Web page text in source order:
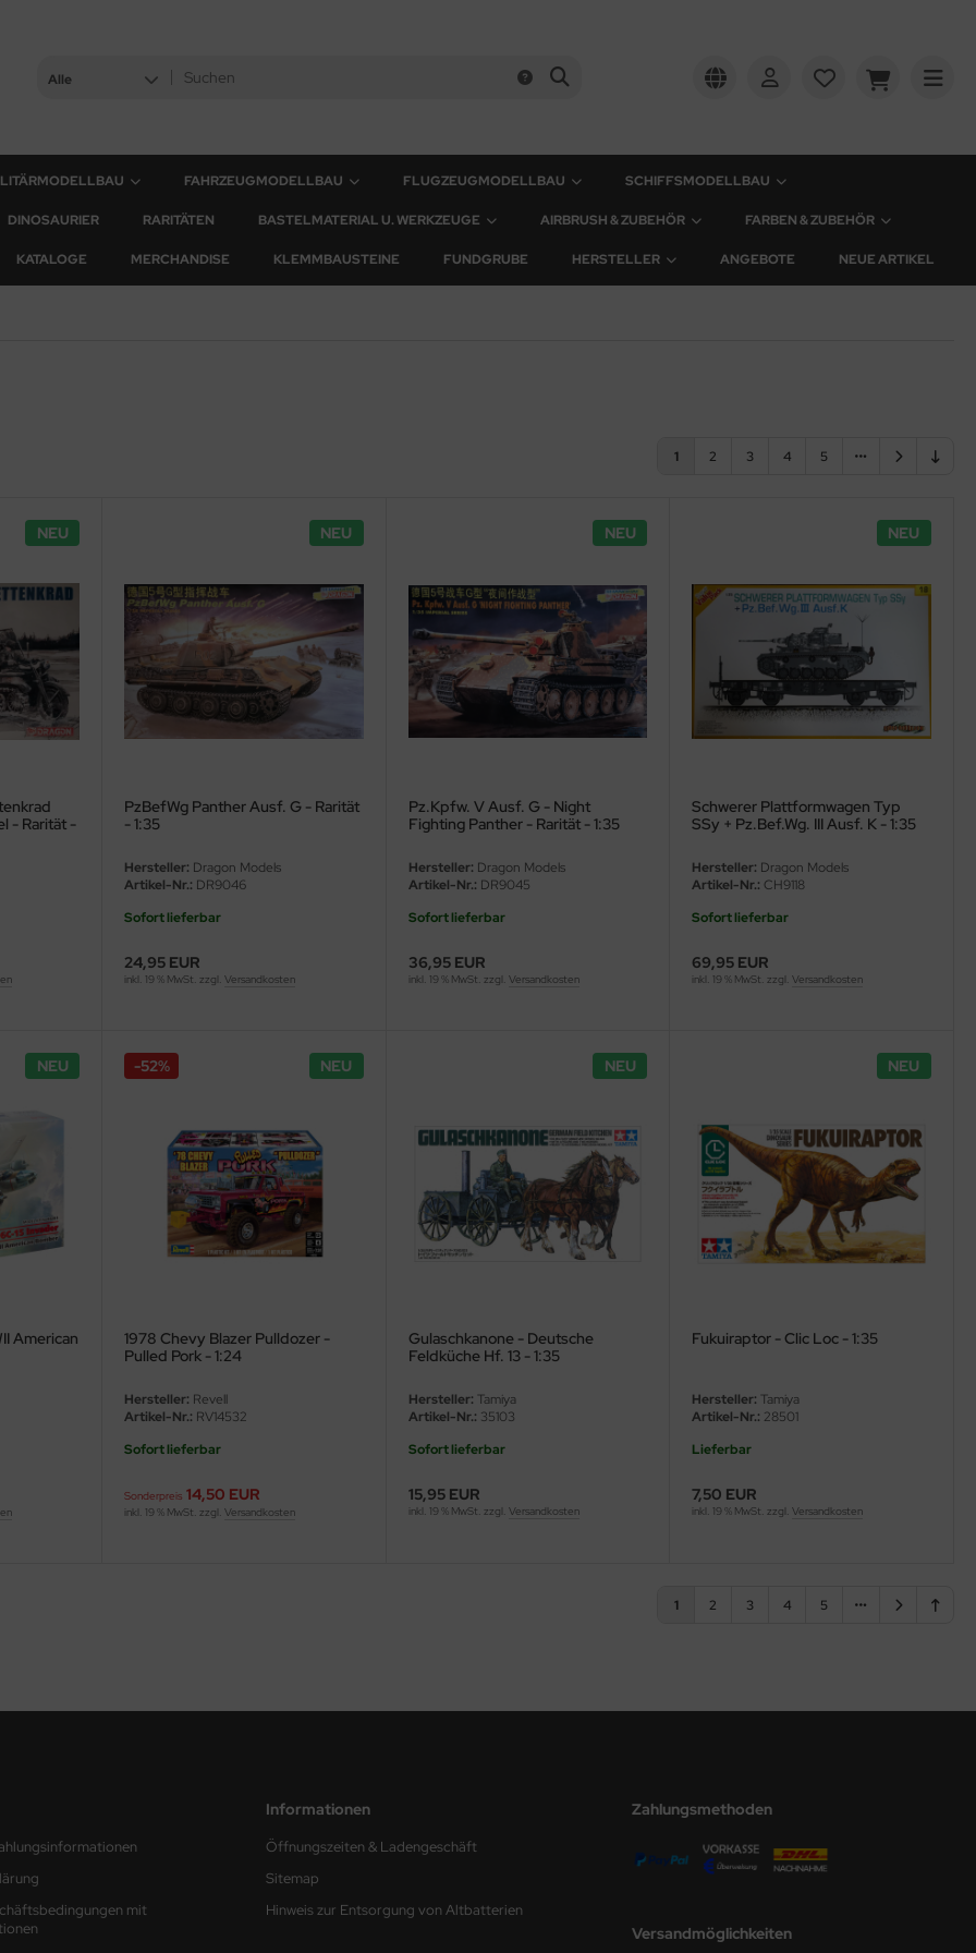
Alle
FAHRZEUGMODELLBAU FLUGZEUGMODELLBAU SCHIFFSMODELLBAU
DINOSAURIER RARITÄTEN BASTELMATERIAL U. WERKZEUGE AIRBRUSH & ZUBEHÖR FARBEN & ZUBEHÖR
KATALOGE MERCHANDISE KLEMMBAUSTEINE FUNDGRUBE HERSTELLER ANGEBOTE NEUE ARTIKEL
1 2 3 4 5
NEU
- Rarität -
NEU
PzBefWg Panther Ausf. G - Rarität
- 1:35
Hersteller: Dragon Models
Artikel-Nr.: DR9046
Sofort lieferbar
24,95 EUR
inkl. 19 % MwSt. zzgl.Versandkosten
NEU
Pz.Kpfw. V Ausf. G - Night
Fighting Panther - Rarität - 1:35
Hersteller: Dragon Models
Artikel-Nr.: DR9045
Sofort lieferbar
36,95 EUR
inkl. 19 % MwSt. zzgl. Versandkosten
NEU
Schwerer Plattformwagen Typ
SSy + Pz.Bef.Wg. III Ausf. K - 1:35
Hersteller: Dragon Models
Artikel-Nr.: CH9118
Sofort lieferbar
69,95 EUR
inkl. 19 % MwSt. zzgl.Versandkosten
NEU
American
NEU
1978 Chevy Blazer Pulldozer -
Pulled Pork - 1:24
Hersteller: Revell
Artikel-Nr.: RV14532
Sofort lieferbar
Sonderpreis 14,50 EUR
-52%
inkl. 19 % MwSt. zzgl.Versandkosten
NEU
Gulaschkanone - Deutsche
Feldküche Hf. 13 - 1:35
Hersteller: Tamiya
Artikel-Nr.: 35103
Sofort lieferbar
15,95 EUR
inkl. 19 % MwSt. zzgl. Versandkosten
NEU
Fukuiraptor - Clic Loc - 1:35
Hersteller: Tamiya
Artikel-Nr.: 28501
Lieferbar
7,50 EUR
inkl. 19 % MwSt. zzgl.Versandkosten
1 2 3 4 5
mit
Informationen
Öffnungszeiten & Ladengeschäft
Sitemap
Hinweis zur Entsorgung von Altbatterien
Zahlungsmethoden
Versandmöglichkeiten